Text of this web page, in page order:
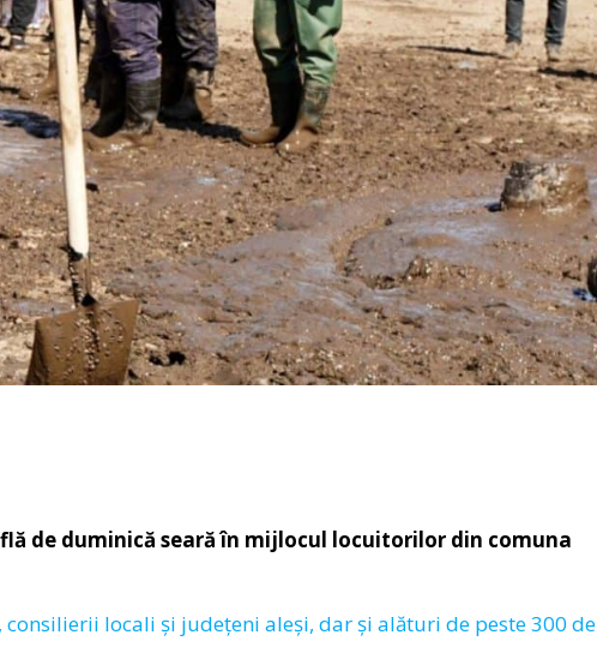
de duminică seară în mijlocul locuitorilor din comuna
locali și județeni aleși, dar și alături de peste 300 de